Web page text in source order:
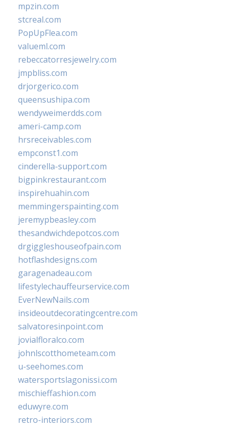
mpzin.com
stcreal.com
PopUpFlea.com
valueml.com
rebeccatorresjewelry.com
jmpbliss.com
drjorgerico.com
queensushipa.com
wendyweimerdds.com
ameri-camp.com
hrsreceivables.com
empconst1.com
cinderella-support.com
bigpinkrestaurant.com
inspirehuahin.com
memmingerspainting.com
jeremypbeasley.com
thesandwichdepotcos.com
drgiggleshouseofpain.com
hotflashdesigns.com
garagenadeau.com
lifestylechauffeurservice.com
EverNewNails.com
insideoutdecoratingcentre.com
salvatoresinpoint.com
jovialfloralco.com
johnlscotthometeam.com
u-seehomes.com
watersportslagonissi.com
mischieffashion.com
eduwyre.com
retro-interiors.com